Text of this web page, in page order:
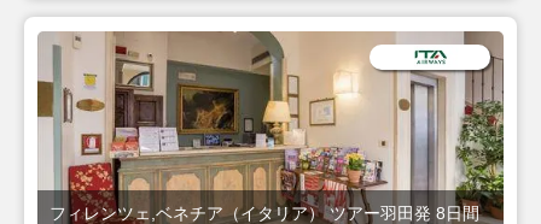
フィレンツェ,ベネチア（イタリア） ツアー羽田発 8日間